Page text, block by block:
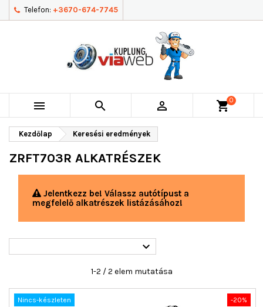
Telefon: +3670-674-7745
   shopping_cart0
Kezdőlap Keresési eredmények
ZRFT703R ALKATRÉSZEK
Jelentkezz be! Válassz autótípust a
megfelelő alkatrészek listázásához!

1-2 / 2 elem mutatása
-20%
Nincs-készleten